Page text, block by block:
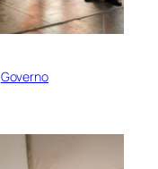
Governo